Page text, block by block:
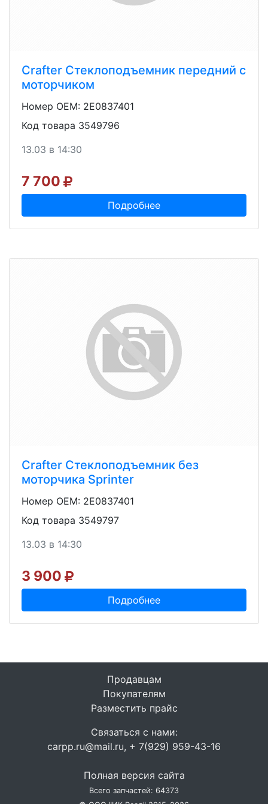
Crafter Стеклоподъемник передний с
моторчиком
Номер OEM: 2E0837401
Код товара 3549796
13.03 в 14:30
7 700
Подробнее
Crafter Стеклоподъемник без
моторчика Sprinter
Номер OEM: 2E0837401
Код товара 3549797
13.03 в 14:30
3 900
Подробнее
Продавцам
Покупателям
Разместить прайс
Связаться с нами:
carpp.ru@mail.ru, + 7(929) 959-43-16
Полная версия сайта
Всего запчастей: 64373